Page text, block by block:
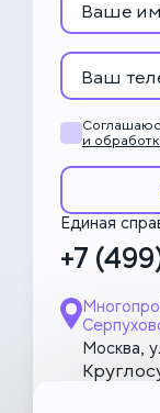
и
Единая
+7
Москва,